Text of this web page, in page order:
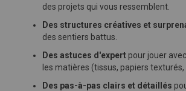
des projets qui vous ressemblent.
Des structures créatives et
des sentiers battus.
Des astuces d'expert pour jouer
les matières (tissus, papiers texturés,
Des pas-à-pas clairs et détaillés